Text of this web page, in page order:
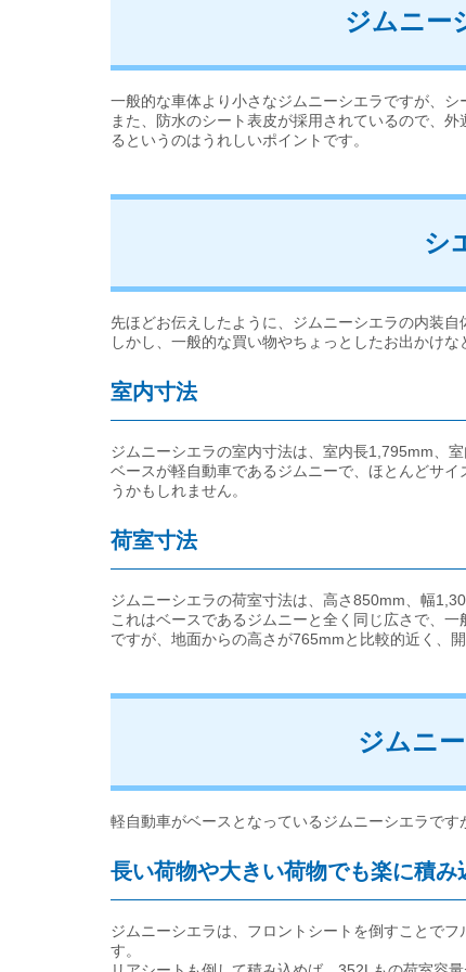
ジムニー
一般的な車体より小さなジムニーシエラですが、
また、防水のシート表皮が採用されているので、
るというのはうれしいポイントです。
シ
先ほどお伝えしたように、ジムニーシエラの内装自
しかし、一般的な買い物やちょっとしたお出かけ
室内寸法
ジムニーシエラの室内寸法は、室内長1,795mm、
ベースが軽自動車であるジムニーで、ほとんどサ
うかもしれません。
荷室寸法
ジムニーシエラの荷室寸法は、高さ850mm、幅
これはベースであるジムニーと全く同じ広さで、
ですが、地面からの高さが765mmと比較的近く、
ジムニ
軽自動車がベースとなっているジムニーシエラで
長い荷物や大きい荷物でも楽に積み
ジムニーシエラは、フロントシートを倒すことで
す。